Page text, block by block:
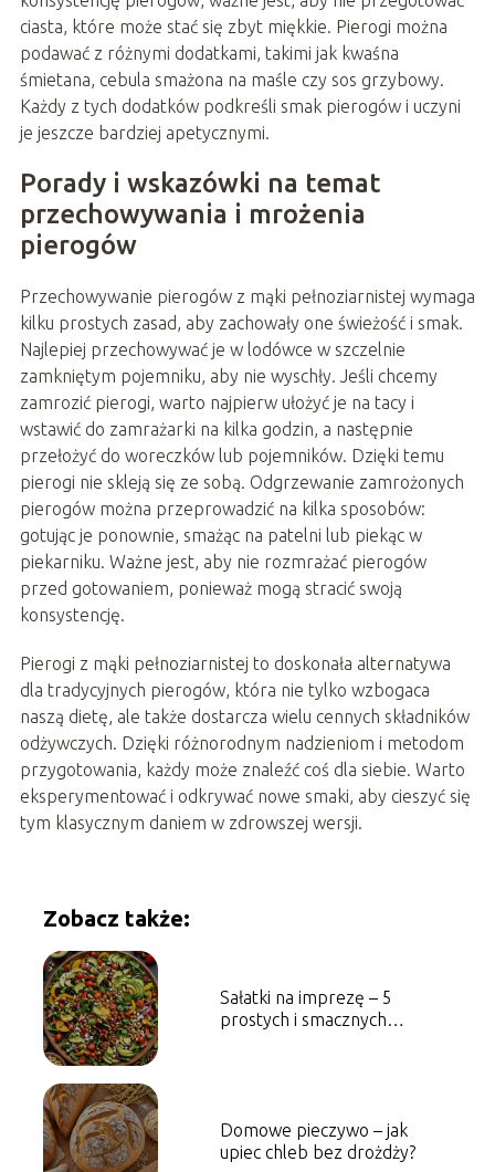
ciasta, które może stać się zbyt miękkie. Pierogi można
podawać z różnymi dodatkami, takimi jak kwaśna
śmietana, cebula smażona na maśle czy sos grzybowy.
Każdy z tych dodatków podkreśli smak pierogów i uczyni
je jeszcze bardziej apetycznymi.
Porady i wskazówki na temat
przechowywania i mrożenia
pierogów
Przechowywanie pierogów z mąki pełnoziarnistej wymaga
kilku prostych zasad, aby zachowały one świeżość i smak.
Najlepiej przechowywać je w lodówce w szczelnie
zamkniętym pojemniku, aby nie wyschły. Jeśli chcemy
zamrozić pierogi, warto najpierw ułożyć je na tacy i
wstawić do zamrażarki na kilka godzin, a następnie
przełożyć do woreczków lub pojemników. Dzięki temu
pierogi nie skleją się ze sobą. Odgrzewanie zamrożonych
pierogów można przeprowadzić na kilka sposobów:
gotując je ponownie, smażąc na patelni lub piekąc w
piekarniku. Ważne jest, aby nie rozmrażać pierogów
przed gotowaniem, ponieważ mogą stracić swoją
konsystencję.
Pierogi z mąki pełnoziarnistej to doskonała alternatywa
dla tradycyjnych pierogów, która nie tylko wzbogaca
naszą dietę, ale także dostarcza wielu cennych składników
odżywczych. Dzięki różnorodnym nadzieniom i metodom
przygotowania, każdy może znaleźć coś dla siebie. Warto
eksperymentować i odkrywać nowe smaki, aby cieszyć się
tym klasycznym daniem w zdrowszej wersji.
Zobacz także:
Sałatki na imprezę – 5
prostych i smacznych
Domowe pieczywo – jak
upiec chleb bez drożdży?